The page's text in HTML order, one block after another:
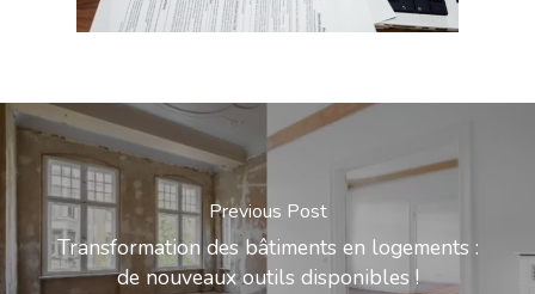
Previous Post
Transformation des bâtiments en logements :
de nouveaux outils disponibles !